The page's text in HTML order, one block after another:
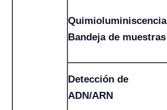
Quimioluminiscencia
Bandeja de muestras
Detección de
ADN/ARN